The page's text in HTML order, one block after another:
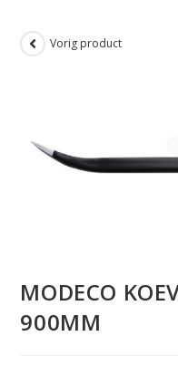
Vorig product
MODECO
900MM